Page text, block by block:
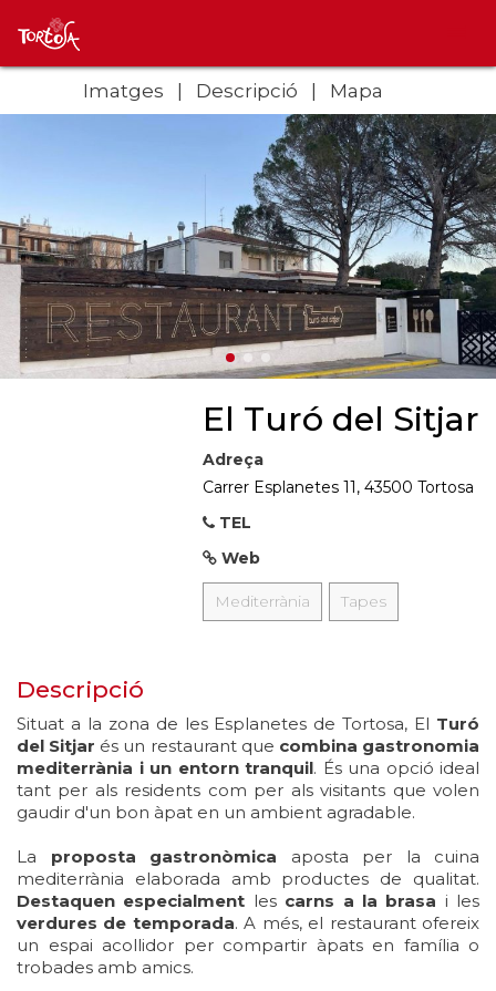
Imatges Descripció Mapa
El Turó del Sitjar
Adreça
Carrer Esplanetes 11, 43500 Tortosa
TEL
Web
Mediterrània Tapes
Descripció
Situat a la zona de les Esplanetes de Tortosa, El Turó
del Sitjar és un restaurant que combina gastronomia
mediterrània i un entorn tranquil. És una opció ideal
tant per als residents com per als visitants que volen
gaudir d'un bon àpat en un ambient agradable.
La proposta gastronòmica aposta per la cuina
mediterrània elaborada amb productes de qualitat.
Destaquen especialment les carns a la brasa i les
verdures de temporada. A més, el restaurant ofereix
un espai acollidor per compartir àpats en família o
trobades amb amics.